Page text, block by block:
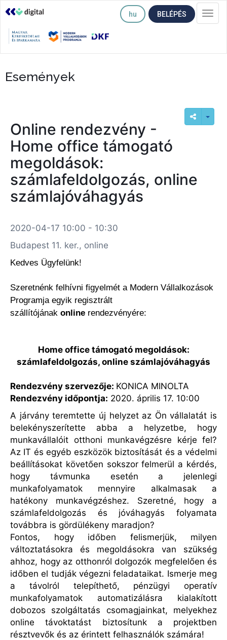
hu BELÉPÉS
Események
Online rendezvény -
Home office támogató
megoldások:
számlafeldolgozás, online
számlajóváhagyás
2020-04-17 10:00 - 10:30
Budapest 11. ker., online
Kedves Ügyfelünk!
Szeretnénk felhívni figyelmét a Modern Vállalkozások
Programja egyik regisztrált
szállítójának online rendezvényére:
Home office támogató megoldások:
számlafeldolgozás, online számlajóváhagyás
Rendezvény szervezője: KONICA MINOLTA
Rendezvény időpontja: 2020. április 17. 10:00
A járvány teremtette új helyzet az Ön vállalatát is
belekényszerítette abba a helyzetbe, hogy
munkavállalóit otthoni munkavégzésre kérje fel?
Az IT és egyéb eszközök biztosítását és a védelmi
beállításokat követően sokszor felmerül a kérdés,
hogy távmunka esetén a jelenlegi
munkafolyamatok mennyire alkalmasak a
hatékony munkavégzéshez. Szeretné, hogy a
számlafeldolgozás és jóváhagyás folyamata
továbbra is gördülékeny maradjon?
Fontos, hogy időben felismerjük, milyen
változtatásokra és megoldásokra van szükség
ahhoz, hogy az otthonról dolgozók megfelelően és
időben el tudják végezni feladataikat. Ismerje meg
a távolról telepíthető, pénzügyi operatív
munkafolyamatok automatizálásra kialakított
dobozos szolgáltatás csomagjainkat, melyekhez
online távoktatást biztosítunk a projektben
résztvevők és az érintett felhasználók számára!